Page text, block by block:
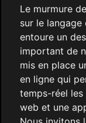
Le murmure
sur le
entoure un
important de
mis en place
en ligne qui
temps-réel
web et une